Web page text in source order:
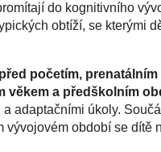
do kognitivního
obtíží, se kterými
před početím, prenatálním
věkem a předškolním
adaptačními úkoly.
vývojovém období se dítě